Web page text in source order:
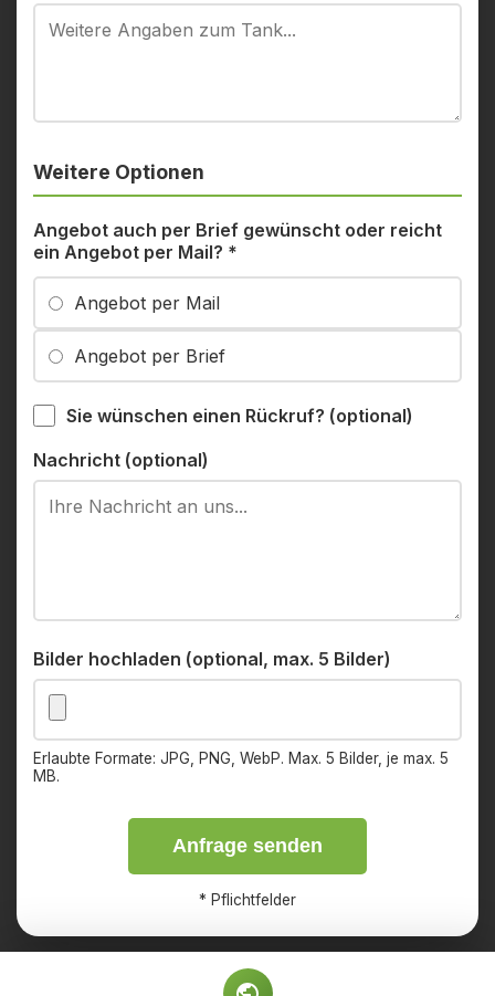
Weitere Optionen
Angebot auch per Brief gewünscht oder reicht
ein Angebot per Mail? *
Angebot per Mail
Angebot per Brief
Sie wünschen einen Rückruf? (optional)
Nachricht (optional)
Bilder hochladen (optional, max. 5 Bilder)
Erlaubte Formate: JPG, PNG, WebP. Max. 5 Bilder, je max. 5
MB.
Anfrage senden
* Pflichtfelder